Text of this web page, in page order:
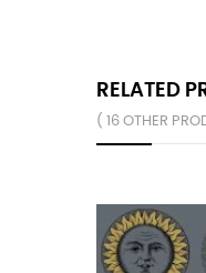
RELATED
( 16 OTHER